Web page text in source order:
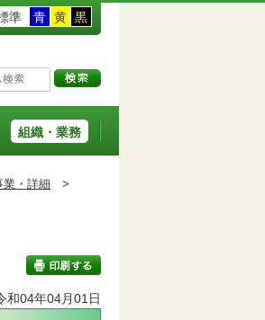
準 青 黄 黒
組織・業務
業・詳細 >
和04年04月01日